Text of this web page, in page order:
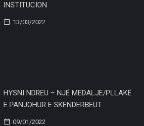
INSTITUCION
13/03/2022
HYSNI NDREU – NJË MEDALJE/PLLAKË
E PANJOHUR E SKËNDERBEUT
09/01/2022